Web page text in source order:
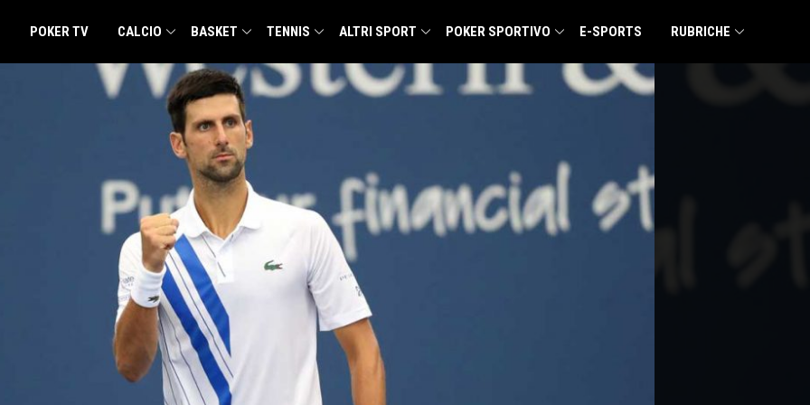
POKER TV CALCIO BASKET TENNIS ALTRI SPORT POKER SPORTIVO E-SPORTS RUBRICHE